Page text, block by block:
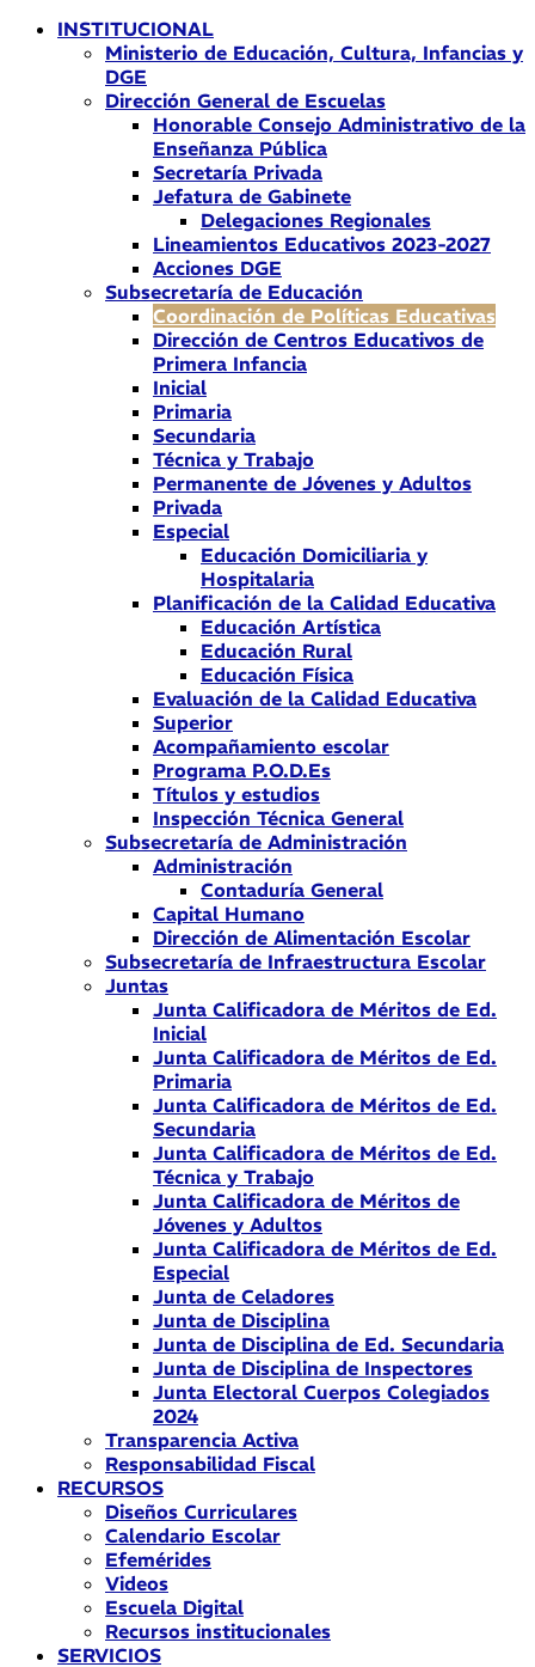
INSTITUCIONAL
Ministerio de Educación, Cultura, Infancias y
DGE
Dirección General de Escuelas
Honorable Consejo Administrativo de la
Enseñanza Pública
Secretaría Privada
Jefatura de Gabinete
Delegaciones Regionales
Lineamientos Educativos 2023-2027
Acciones DGE
Subsecretaría de Educación
Coordinación de Políticas Educativas
Dirección de Centros Educativos de
Primera Infancia
Inicial
Primaria
Secundaria
Técnica y Trabajo
Permanente de Jóvenes y Adultos
Privada
Especial
Educación Domiciliaria y
Hospitalaria
Planificación de la Calidad Educativa
Educación Artística
Educación Rural
Educación Física
Evaluación de la Calidad Educativa
Superior
Acompañamiento escolar
Programa P.O.D.Es
Títulos y estudios
Inspección Técnica General
Subsecretaría de Administración
Administración
Contaduría General
Capital Humano
Dirección de Alimentación Escolar
Subsecretaría de Infraestructura Escolar
Juntas
Junta Calificadora de Méritos de Ed.
Inicial
Junta Calificadora de Méritos de Ed.
Primaria
Junta Calificadora de Méritos de Ed.
Secundaria
Junta Calificadora de Méritos de Ed.
Técnica y Trabajo
Junta Calificadora de Méritos de
Jóvenes y Adultos
Junta Calificadora de Méritos de Ed.
Especial
Junta de Celadores
Junta de Disciplina
Junta de Disciplina de Ed. Secundaria
Junta de Disciplina de Inspectores
Junta Electoral Cuerpos Colegiados
2024
Transparencia Activa
Responsabilidad Fiscal
RECURSOS
Diseños Curriculares
Calendario Escolar
Efemérides
Videos
Escuela Digital
Recursos institucionales
SERVICIOS